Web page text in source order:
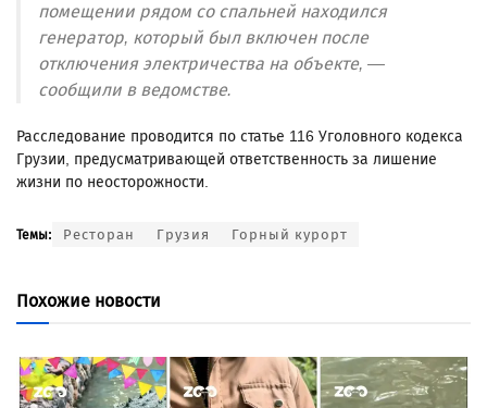
помещении рядом со спальней находился
генератор, который был включен после
отключения электричества на объекте, —
сообщили в ведомстве.
Расследование проводится по статье 116 Уголовного кодекса
Грузии, предусматривающей ответственность за лишение
жизни по неосторожности.
Темы: Ресторан Грузия Горный курорт
Похожие новости